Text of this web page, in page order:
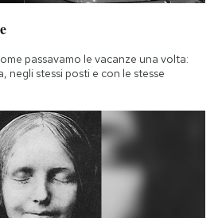
passavamo le vacanze una volta:
negli stessi posti e con le stesse